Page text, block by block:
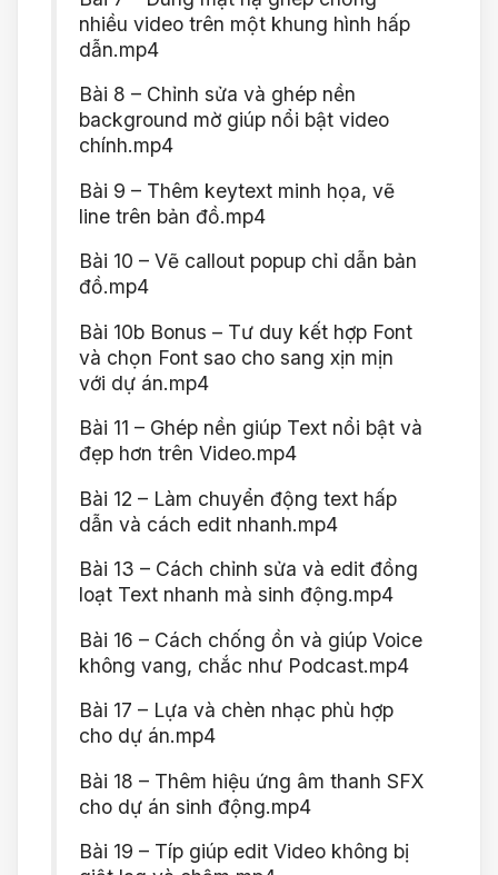
nhiều video trên một khung hình hấp
dẫn.mp4
Bài 8 – Chỉnh sửa và ghép nền
background mờ giúp nổi bật video
chính.mp4
Bài 9 – Thêm keytext minh họa, vẽ
line trên bản đồ.mp4
Bài 10 – Vẽ callout popup chỉ dẫn bản
đồ.mp4
Bài 10b Bonus – Tư duy kết hợp Font
và chọn Font sao cho sang xịn mịn
với dự án.mp4
Bài 11 – Ghép nền giúp Text nổi bật và
đẹp hơn trên Video.mp4
Bài 12 – Làm chuyển động text hấp
dẫn và cách edit nhanh.mp4
Bài 13 – Cách chỉnh sửa và edit đồng
loạt Text nhanh mà sinh động.mp4
Bài 16 – Cách chống ồn và giúp Voice
không vang, chắc như Podcast.mp4
Bài 17 – Lựa và chèn nhạc phù hợp
cho dự án.mp4
Bài 18 – Thêm hiệu ứng âm thanh SFX
cho dự án sinh động.mp4
Bài 19 – Típ giúp edit Video không bị